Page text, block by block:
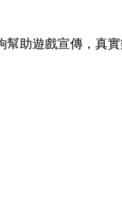
助遊戲宣傳，真